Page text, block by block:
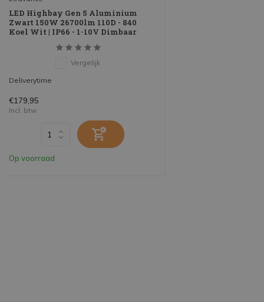
LED Highbay Gen 5 Aluminium
Zwart 150W 26700lm 110D - 840
Koel Wit | IP66 - 1-10V Dimbaar
Vergelijk
Deliverytime
€179,95
Incl. btw
Op voorraad